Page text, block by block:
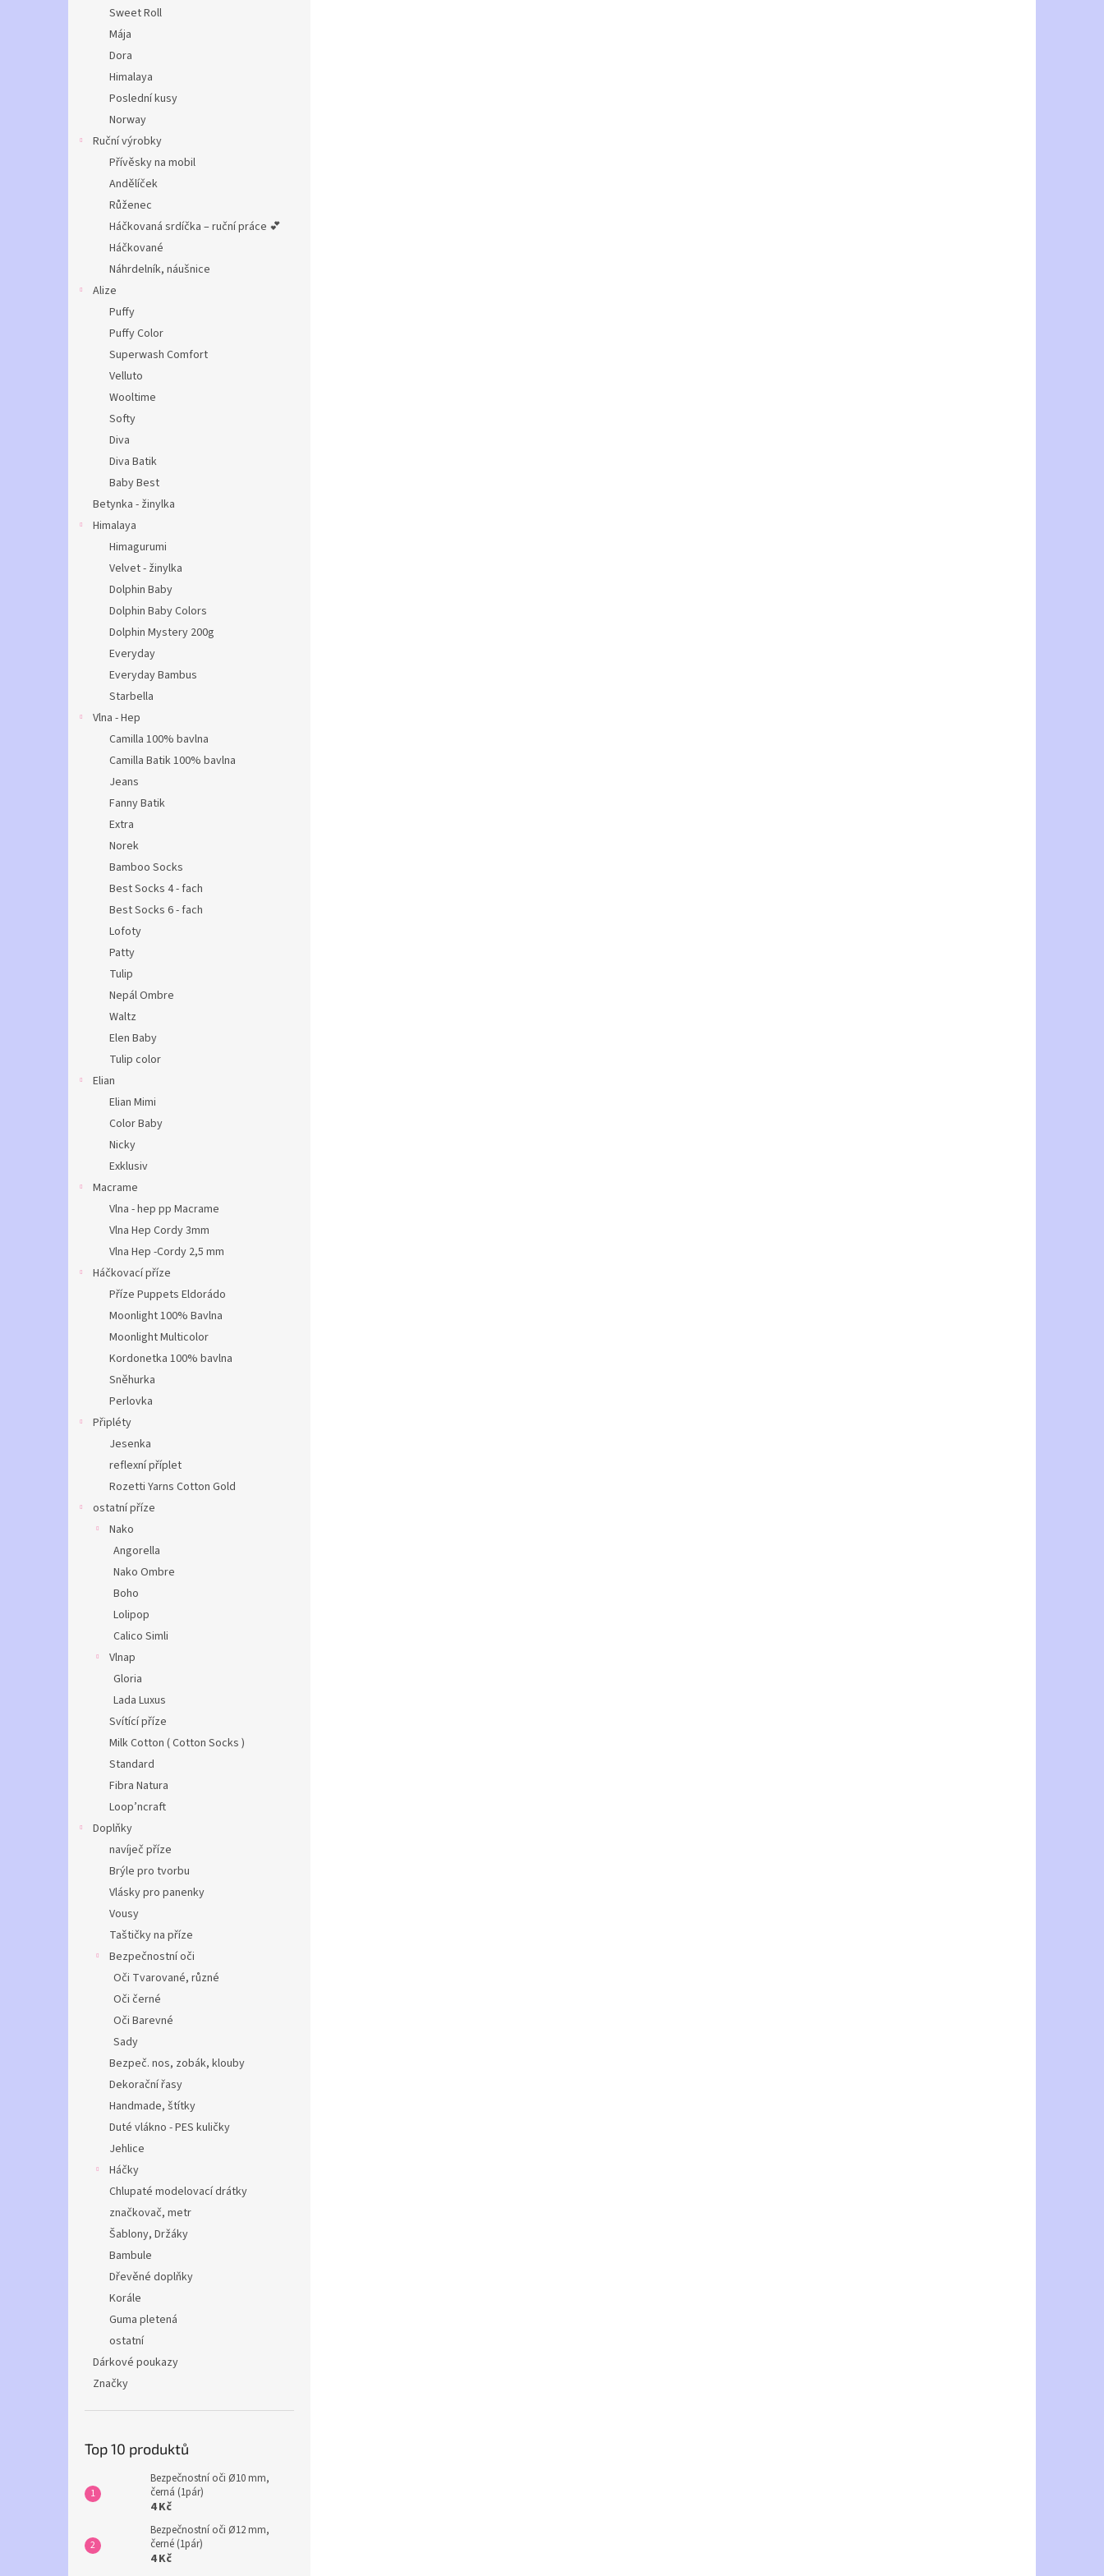
Sweet Roll
Mája
Dora
Himalaya
Poslední kusy
Norway
Ruční výrobky
Přívěsky na mobil
Andělíček
Růženec
Háčkovaná srdíčka – ruční práce 💕
Háčkované
Náhrdelník, náušnice
Alize
Puffy
Puffy Color
Superwash Comfort
Velluto
Wooltime
Softy
Diva
Diva Batik
Baby Best
Betynka - žinylka
Himalaya
Himagurumi
Velvet - žinylka
Dolphin Baby
Dolphin Baby Colors
Dolphin Mystery 200g
Everyday
Everyday Bambus
Starbella
Vlna - Hep
Camilla 100% bavlna
Camilla Batik 100% bavlna
Jeans
Fanny Batik
Extra
Norek
Bamboo Socks
Best Socks 4 - fach
Best Socks 6 - fach
Lofoty
Patty
Tulip
Nepál Ombre
Waltz
Elen Baby
Tulip color
Elian
Elian Mimi
Color Baby
Nicky
Exklusiv
Macrame
Vlna - hep pp Macrame
Vlna Hep Cordy 3mm
Vlna Hep -Cordy 2,5 mm
Háčkovací příze
Příze Puppets Eldorádo
Moonlight 100% Bavlna
Moonlight Multicolor
Kordonetka 100% bavlna
Sněhurka
Perlovka
Připléty
Jesenka
reflexní příplet
Rozetti Yarns Cotton Gold
ostatní příze
Nako
Angorella
Nako Ombre
Boho
Lolipop
Calico Simli
Vlnap
Gloria
Lada Luxus
Svítící příze
Milk Cotton ( Cotton Socks )
Standard
Fibra Natura
Loop’ncraft
Doplňky
navíječ příze
Brýle pro tvorbu
Vlásky pro panenky
Vousy
Taštičky na příze
Bezpečnostní oči
Oči Tvarované, různé
Oči černé
Oči Barevné
Sady
Bezpeč. nos, zobák, klouby
Dekorační řasy
Handmade, štítky
Duté vlákno - PES kuličky
Jehlice
Háčky
Chlupaté modelovací drátky
značkovač, metr
Šablony, Držáky
Bambule
Dřevěné doplňky
Korále
Guma pletená
ostatní
Dárkové poukazy
Značky
Top 10 produktů
Bezpečnostní oči Ø10 mm,
černá (1pár)
4 Kč
Bezpečnostní oči Ø12 mm,
černé (1pár)
4 Kč